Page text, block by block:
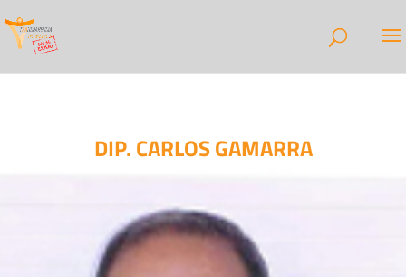
DIP. CARLOS GAMARRA